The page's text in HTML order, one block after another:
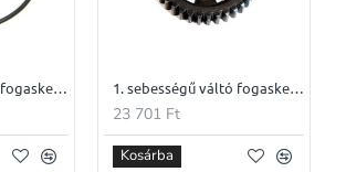
"O" gyűrű vezérmű fogaskerék fedélhez 75X2,5 CPI 4T-125 1. sebességű váltó fogaskerék Z36 MZ ETZ és TS 250 modellekhez (eredeti gyári)
23 701 Ft
Kosárba